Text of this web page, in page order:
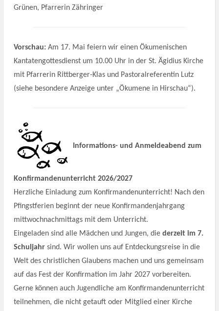
Grünen, Pfarrerin Zähringer
Vorschau:Am 17. Mai feiern wir einen Ökumenischen
Kantatengottesdienst um 10.00 Uhr in der St. Ägidius Kirche
mit Pfarrerin Rittberger-Klas und Pastoralreferentin Lutz
(siehe besondere Anzeige unter „Ökumene in Hirschau“).
Informations- und Anmeldeabend zum
Konfirmandenunterricht 2026/2027
Herzliche Einladung zum Konfirmandenunterricht! Nach den
Pfingstferien beginnt der neue Konfirmandenjahrgang
mittwochnachmittags mit dem Unterricht.
Eingeladen sind alle Mädchen und Jungen, die derzeit im 7.
Schuljahrsind. Wir wollen uns auf Entdeckungsreise in die
Welt des christlichen Glaubens machen und uns gemeinsam
auf das Fest der Konfirmation im Jahr 2027 vorbereiten.
Gerne können auch Jugendliche am Konfirmandenunterricht
teilnehmen, die nicht getauft oder Mitglied einer Kirche